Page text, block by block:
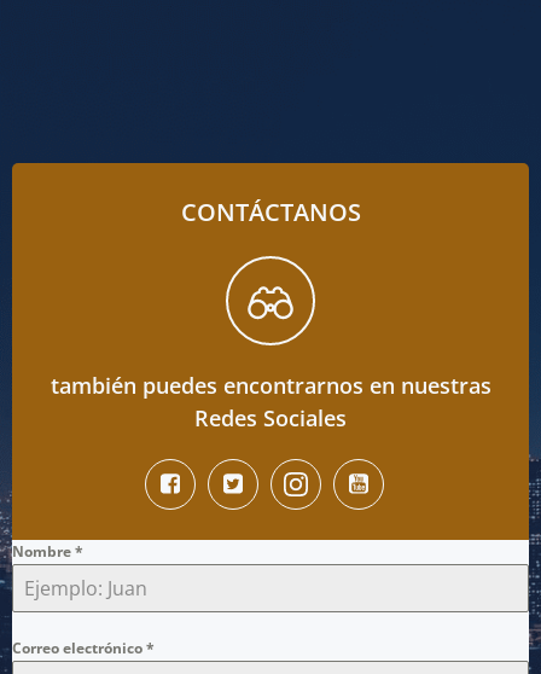
CONTÁCTANOS
también puedes encontrarnos en nuestras
Redes Sociales
Nombre*
Correo electrónico*